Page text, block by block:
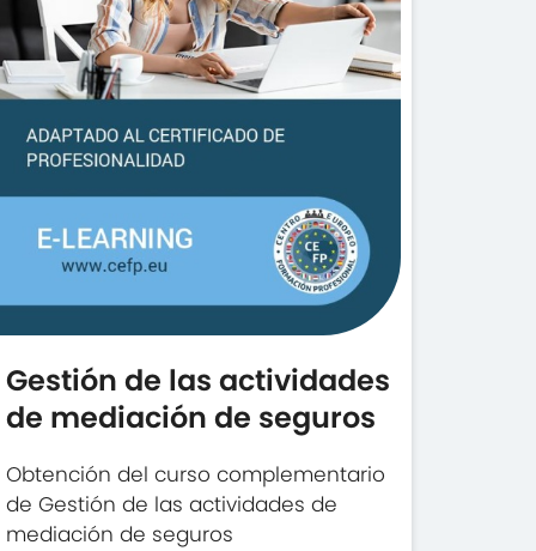
Gestión de las actividades
de mediación de seguros
Obtención del curso complementario
de Gestión de las actividades de
mediación de seguros